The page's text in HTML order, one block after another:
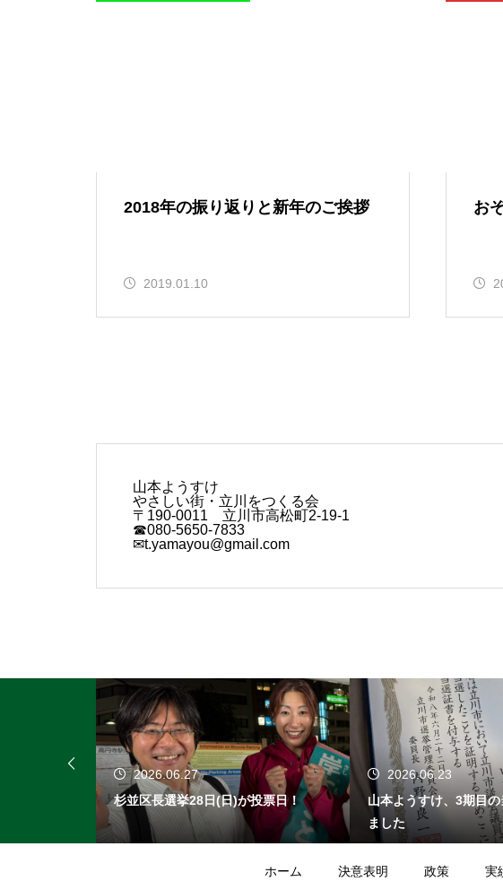
2018年の振り返りと新年のご挨拶
2019.01.10
お
山本ようすけ
やさしい街・立川をつくる会
〒190-0011 立川市高松町2-19-1
☎080-5650-7833
✉t.yamayou@gmail.com
2026.06.27
杉並区長選挙28日(日)が投票日！
2026.06.23
山本ようすけ、3期目
ました
ホーム 決意表明 政策 実